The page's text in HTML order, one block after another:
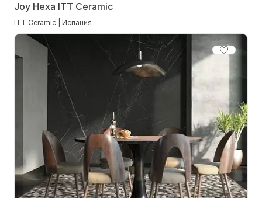
Joy Hexa ITT Ceramic
ITT Ceramic | Испания